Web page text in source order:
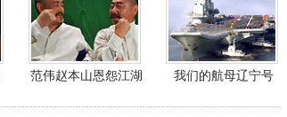
范伟赵本山恩怨江湖 我们的航母辽宁号